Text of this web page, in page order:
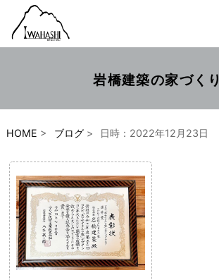
岩橋建築の家づくり
HOME > ブログ> 日時：2022年12月23日